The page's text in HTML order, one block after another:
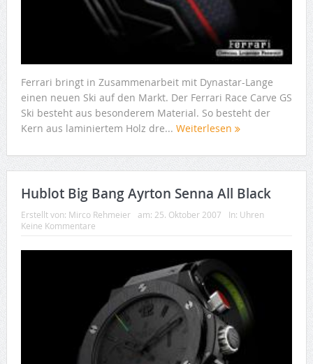
Ferrari bringt in Zusammenarbeit mit Dynastar-Lange
einen neuen Ski auf den Markt. Der Ferrari Race Carve GS
Ski besteht aus besonderem Material. So besteht der
Kern aus laminiertem Holz dre... Weiterlesen
Hublot Big Bang Ayrton Senna All Black
Erstellt von: Mirco Rehmeier am: 25. Oktober 2007 In: Uhren
Keine Kommentare